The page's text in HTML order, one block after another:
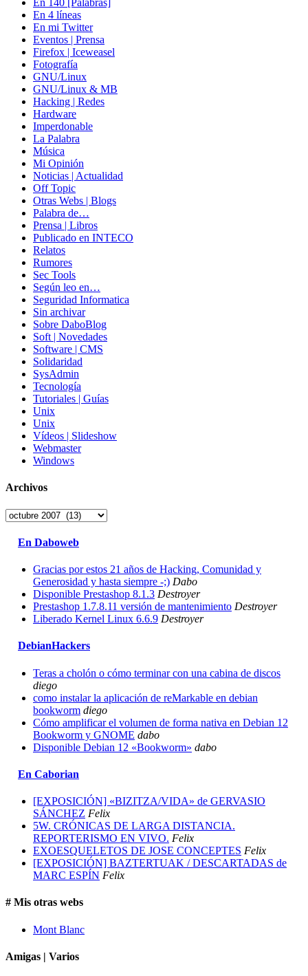
En 140 [Palabras]
En 4 líneas
En mi Twitter
Eventos | Prensa
Firefox | Iceweasel
Fotografía
GNU/Linux
GNU/Linux & MB
Hacking | Redes
Hardware
Imperdonable
La Palabra
Música
Mi Opinión
Noticias | Actualidad
Off Topic
Otras Webs | Blogs
Palabra de…
Prensa | Libros
Publicado en INTECO
Relatos
Rumores
Sec Tools
Según leo en…
Seguridad Informatica
Sin archivar
Sobre DaboBlog
Soft | Novedades
Software | CMS
Solidaridad
SysAdmin
Tecnología
Tutoriales | Guías
Unix
Unix
Vídeos | Slideshow
Webmaster
Windows
Archivos
Archivos
En Daboweb
Gracias por estos 21 años de Hacking, Comunidad y
Generosidad y hasta siempre -;) Dabo
Disponible Prestashop 8.1.3 Destroyer
Prestashop 1.7.8.11 versión de mantenimiento Destroyer
Liberado Kernel Linux 6.6.9 Destroyer
DebianHackers
Teras a cholón o cómo terminar con una cabina de discos
diego
como instalar la aplicación de reMarkable en debian
bookworm diego
Cómo amplificar el volumen de forma nativa en Debian 12
Bookworm y GNOME dabo
Disponible Debian 12 «Bookworm» dabo
En Caborian
[EXPOSICIÓN] «BIZITZA/VIDA» de GERVASIO
SÁNCHEZ Felix
5W. CRÓNICAS DE LARGA DISTANCIA.
REPORTERISMO EN VIVO. Felix
EXOESQUELETOS DE JOSE CONCEPTES Felix
[EXPOSICIÓN] BAZTERTUAK / DESCARTADAS de
MARC ESPÍN Felix
# Mis otras webs
Mont Blanc
Amigas | Varios